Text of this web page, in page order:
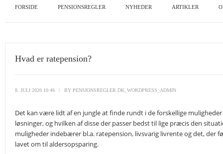
FORSIDE PENSIONSREGLER NYHEDER ARTIKLER
Hvad er ratepension?
8. JULI 2020 10:46 \ BY PENSIONSREGLER.DK_WORDPRESS_ADMIN
Det kan være lidt af en jungle at finde rundt i de forskellige
løsninger, og hvilken af disse der passer bedst til lige præcis den
muligheder indebærer bl.a. ratepension, livsvarig livrente og det, der
lavet om til aldersopsparing.